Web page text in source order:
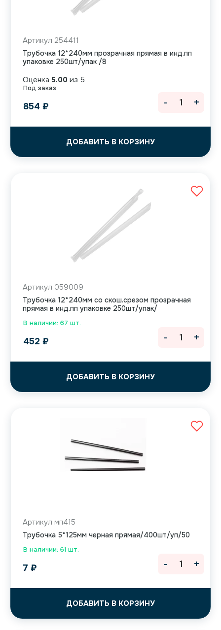
Под заказ
Артикул 254411
Трубочка 12*240мм прозрачная прямая в инд.пп
упаковке 250шт/упак /8
Оценка 5.00 из 5
854 ₽
ДОБАВИТЬ В КОРЗИНУ
- +
В наличии: 67 шт.
Артикул 059009
Трубочка 12*240мм со скош.срезом прозрачная
прямая в инд.пп упаковке 250шт/упак/
452 ₽
ДОБАВИТЬ В КОРЗИНУ
- +
В наличии: 61 шт.
Артикул мп415
Трубочка 5*125мм черная прямая/400шт/уп/50
7 ₽
ДОБАВИТЬ В КОРЗИНУ
- +